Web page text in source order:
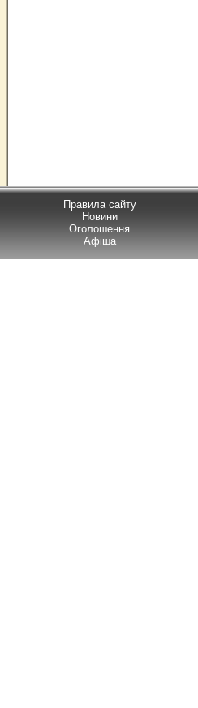
Правила сайту
Новини
Оголошення
Афіша